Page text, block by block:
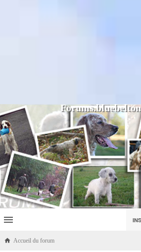
Accueil du forum